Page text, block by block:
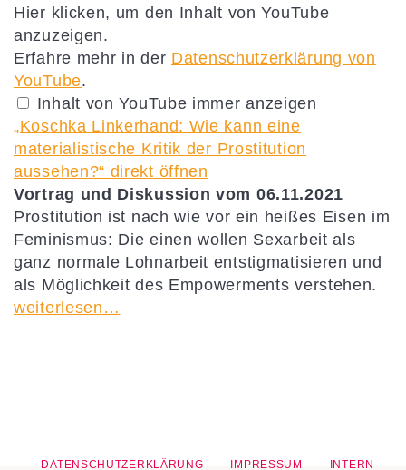
„Koschka
Linkerhand:
Wie
kann
eine
materialistische
Kritik
der
Prostitution
aussehen?“
von
YouTube
anzeigen
Hier klicken, um den Inhalt von YouTube
anzuzeigen.
Erfahre mehr in der Datenschutzerklärung von
YouTube.
Inhalt von YouTube immer anzeigen
„Koschka Linkerhand: Wie kann eine
materialistische Kritik der Prostitution
aussehen?“ direkt öffnen
Vortrag und Diskussion vom 06.11.2021
Prostitution ist nach wie vor ein heißes Eisen im
Feminismus: Die einen wollen Sexarbeit als
ganz normale Lohnarbeit entstigmatisieren und
als Möglichkeit des Empowerments verstehen.
weiterlesen…
INTERN
IMPRESSUM
DATENSCHUTZERKLÄRUNG